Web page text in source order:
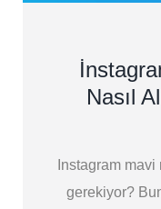
Nasıl
Instagram
gerekiyor?